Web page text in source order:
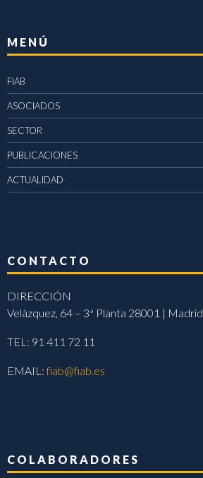
MENÚ
FIAB
ASOCIADOS
SECTOR
PUBLICACIONES
ACTUALIDAD
CONTACTO
DIRECCIÓN
Velázquez, 64 – 3ª Planta 28001 | Madrid
TEL: 91 411 72 11
EMAIL:fiab@fiab.es
COLABORADORES